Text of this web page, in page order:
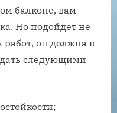
балконе, вам
Но подойдет не
он должна в
следующими